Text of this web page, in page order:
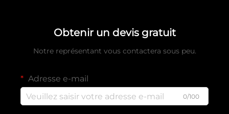
Obtenir un devis gratuit
Notre représentant vous contactera sous peu.
Adresse e-mail
0/100